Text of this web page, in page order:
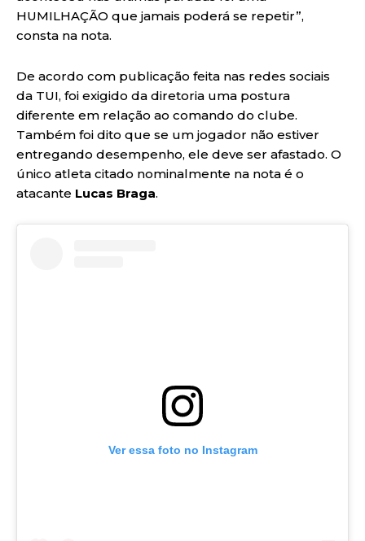
HUMILHAÇÃO que jamais poderá se repetir”,
consta na nota.
De acordo com publicação feita nas redes sociais
da TUI, foi exigido da diretoria uma postura
diferente em relação ao comando do clube.
Também foi dito que se um jogador não estiver
entregando desempenho, ele deve ser afastado. O
único atleta citado nominalmente na nota é o
atacante Lucas Braga.
Ver essa foto no Instagram